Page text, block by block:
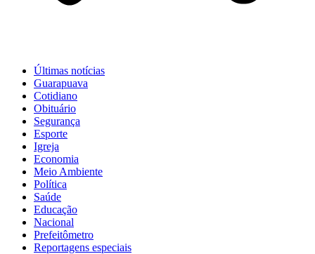
Últimas notícias
Guarapuava
Cotidiano
Obituário
Segurança
Esporte
Igreja
Economia
Meio Ambiente
Política
Saúde
Educação
Nacional
Prefeitômetro
Reportagens especiais